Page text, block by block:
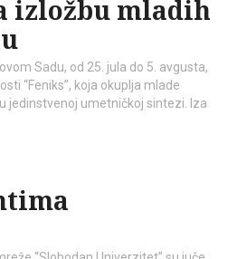
izložbu mladih
Sadu, od 25. jula do 5. avgusta,
“Feniks”, koja okuplja mlade
jedinstvenoj umetničkoj sintezi. Iza